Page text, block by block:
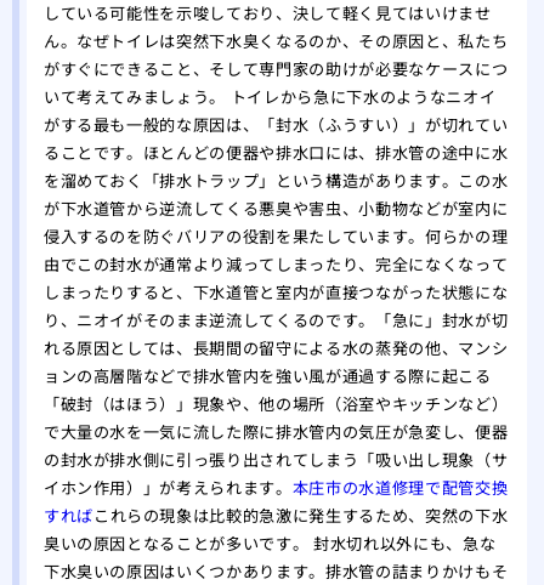
している可能性を示唆しており、決して軽く見てはいけませ
ん。なぜトイレは突然下水臭くなるのか、その原因と、私たち
がすぐにできること、そして専門家の助けが必要なケースにつ
いて考えてみましょう。 トイレから急に下水のようなニオイ
がする最も一般的な原因は、「封水（ふうすい）」が切れてい
ることです。ほとんどの便器や排水口には、排水管の途中に水
を溜めておく「排水トラップ」という構造があります。この水
が下水道管から逆流してくる悪臭や害虫、小動物などが室内に
侵入するのを防ぐバリアの役割を果たしています。何らかの理
由でこの封水が通常より減ってしまったり、完全になくなって
しまったりすると、下水道管と室内が直接つながった状態にな
り、ニオイがそのまま逆流してくるのです。「急に」封水が切
れる原因としては、長期間の留守による水の蒸発の他、マンシ
ョンの高層階などで排水管内を強い風が通過する際に起こる
「破封（はほう）」現象や、他の場所（浴室やキッチンなど）
で大量の水を一気に流した際に排水管内の気圧が急変し、便器
の封水が排水側に引っ張り出されてしまう「吸い出し現象（サ
イホン作用）」が考えられます。 本庄市の水道修理で配管交換
すればこれらの現象は比較的急激に発生するため、突然の下水
臭いの原因となることが多いです。 封水切れ以外にも、急な
下水臭いの原因はいくつかあります。排水管の詰まりかけもそ